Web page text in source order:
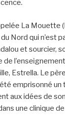
La Mouette
Nord qui n’est
et sourcier,
Estrella. Le
emprisonné un
aux idées de
une clinique